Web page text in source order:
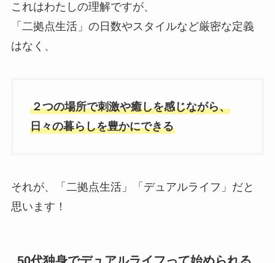
これはわたしの理解ですが、
「二拠点生活」の日数やスタイルなど厳密な定義
はなく、
２つの場所で刺激や癒しを感じながら、
日々の暮らしを豊かにできる
それが、「二拠点生活」「デュアルライフ」だと
思います！